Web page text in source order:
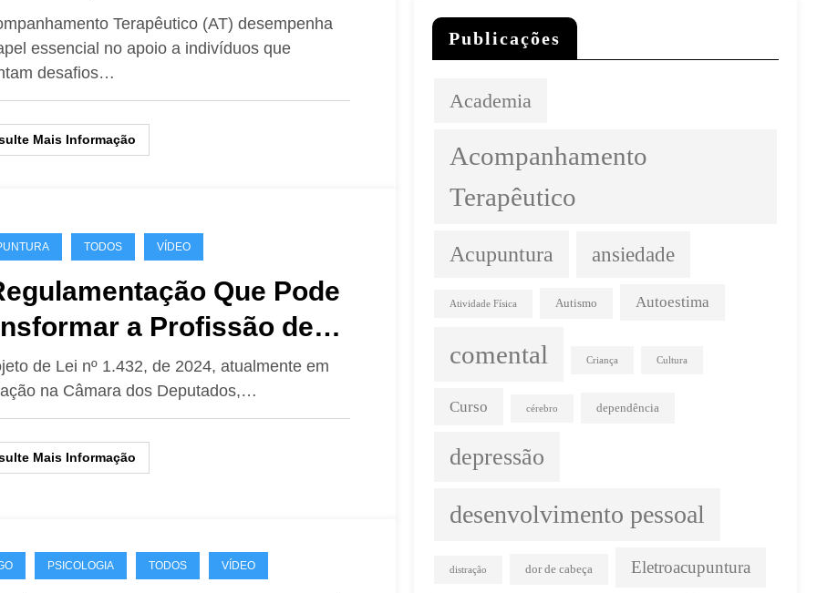
para Melhorar a
e a Interação
Terapêutico (AT) desempenha
essencial no apoio a indivíduos que
desafios…
Mais Informação
TODOS VÍDEO
Que Pode
a Profissão de
Terapêutico no
no Projeto de Lei
2024
de Lei nº 1.432, de 2024, atualmente em
na Câmara dos Deputados,…
Mais Informação
PSICOLOGIA TODOS VÍDEO
Publicações
Academia
Acompanhamento
Terapêutico
Acupuntura ansiedade
Atividade Física Autismo Autoestima
comental Criança Cultura
Curso cérebro dependência
depressão
desenvolvimento pessoal
distração dor de cabeça Eletroacupuntura